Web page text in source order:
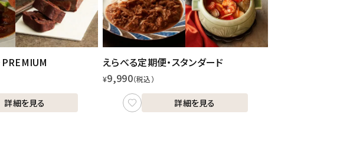
PREMIUM
詳細を見る
えらべる定期便・スタンダード
¥9,990（税込）
詳細を見る